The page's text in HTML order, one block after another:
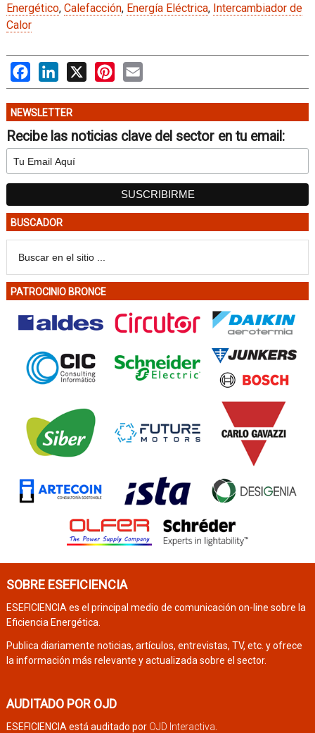
Energético, Calefacción, Energía Eléctrica, Intercambiador de
Calor
FacebookLinkedIn
X PinterestEmail
NEWSLETTER
Recibe las noticias clave del sector en tu email:
BUSCADOR
PATROCINIO BRONCE
SOBRE ESEFICIENCIA
ESEFICIENCIA es el principal medio de comunicación on-line sobre la
Eficiencia Energética.
Publica diariamente noticias, artículos, entrevistas, TV, etc. y ofrece
la información más relevante y actualizada sobre el sector.
AUDITADO POR OJD
ESEFICIENCIA está auditado por OJD Interactiva